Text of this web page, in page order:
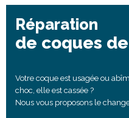
Réparation
de coques
Votre coque est usagée ou
choc, elle est cassée ?
Nous vous proposons le